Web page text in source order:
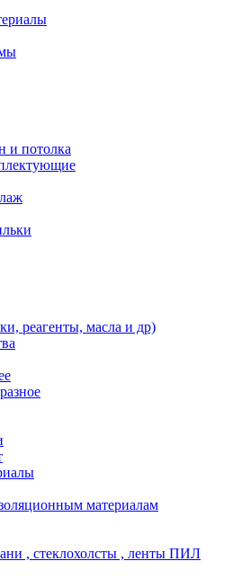
и потолка
реагенты, масла и др)
материалам
, стеклохолсты , ленты ПИЛ